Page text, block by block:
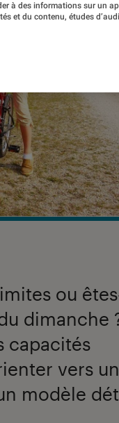
ou
dimanche
capacités
vers
modèle
à des informations sur un
et du contenu, études